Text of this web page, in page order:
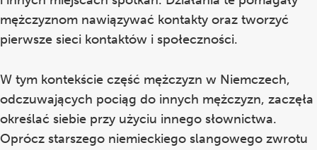
mężczyznom nawiązywać kontakty oraz tworzyć
pierwsze sieci kontaktów i społeczności.
W tym kontekście część mężczyzn w Niemczech,
odczuwających pociąg do innych mężczyzn, zaczęła
określać siebie przy użyciu innego słownictwa.
Oprócz starszego niemieckiego slangowego zwrotu